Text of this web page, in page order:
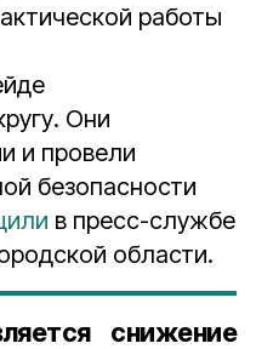
работы
Они
и провели
безопасности
в пресс-службе
области.
снижение